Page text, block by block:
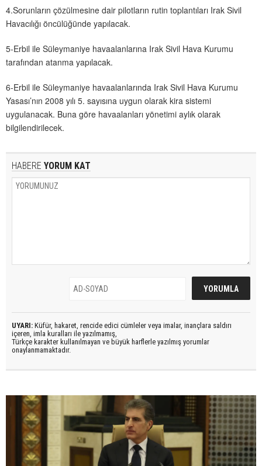
4.Sorunların çözülmesine dair pilotların rutin toplantıları Irak Sivil
Havacılığı öncülüğünde yapılacak.
5-Erbil ile Süleymaniye havaalanlarına Irak Sivil Hava Kurumu
tarafından atanma yapılacak.
6-Erbil ile Süleymaniye havaalanlarında Irak Sivil Hava Kurumu
Yasası’nın 2008 yılı 5. sayısına uygun olarak kira sistemi
uygulanacak. Buna göre havaalanları yönetimi aylık olarak
bilgilendirilecek.
HABERE YORUM KAT
UYARI: Küfür, hakaret, rencide edici cümleler veya imalar, inançlara saldırı
içeren, imla kuralları ile yazılmamış,
Türkçe karakter kullanılmayan ve büyük harflerle yazılmış yorumlar
onaylanmamaktadır.